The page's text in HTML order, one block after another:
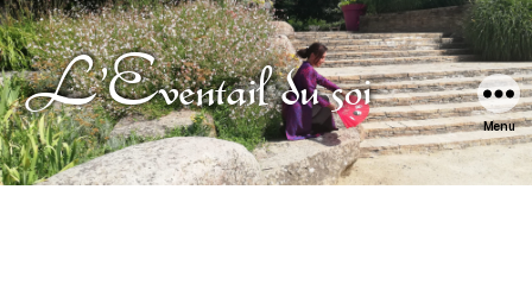
L'Eventail du soi Menu